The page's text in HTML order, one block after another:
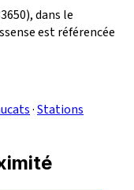
dans le
est référencée
·Stations